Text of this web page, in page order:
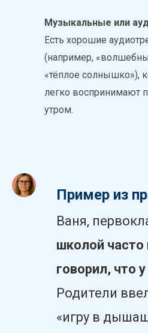
Музыкальные или
Есть хорошие
(например,
«тёплое солнышко»),
легко воспринимают
утром.
Пример из
Ваня,
школой часто
говорил, что
Родители
«игру в